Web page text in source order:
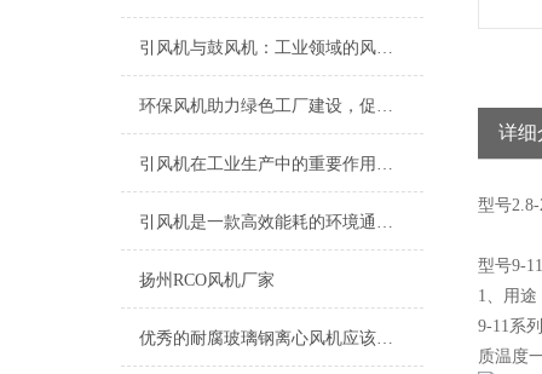
引风机与鼓风机：工业领域的风动双子星
环保风机助力绿色工厂建设，促进节能减排
引风机在工业生产中的重要作用及发展趋势
引风机是一款高效能耗的环境通风设备
扬州RCO风机厂家
优秀的耐腐玻璃钢离心风机应该具备以下特点
详细
型号2.8-
型号9-
1、用途
9-11系
质温度